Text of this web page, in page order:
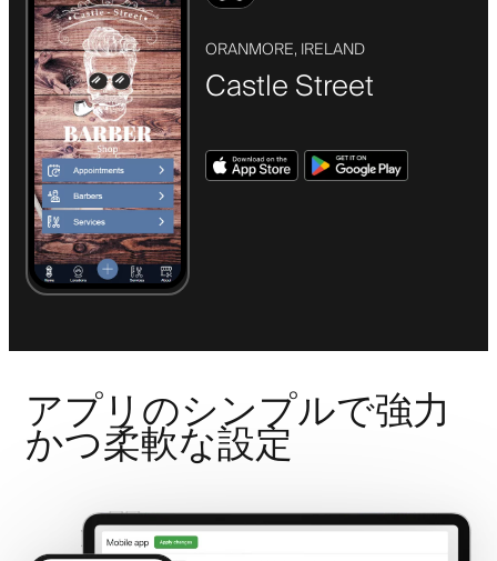
ORANMORE, IRELAND
Castle Street
アプリのシンプルで強力
かつ柔軟な設定